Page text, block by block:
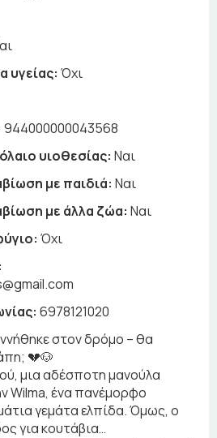
υγείας: Όχι
944000000043568
υιοθεσίας: Ναι
με παιδιά: Ναι
με άλλα ζώα: Ναι
Όχι
6978121020
στον δρόμο – θα
💔🐶
μια αδέσποτη μανούλα
Wilma, ένα πανέμορφο
γεμάτα ελπίδα. Όμως, ο
για κουτάβια…